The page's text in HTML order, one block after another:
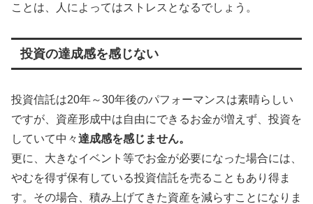
ことは、人によってはストレスとなるでしょう。
投資の達成感を感じない
投資信託は20年～30年後のパフォーマンスは素晴らしい
ですが、資産形成中は自由にできるお金が増えず、投資を
していて中々達成感を感じません。
更に、大きなイベント等でお金が必要になった場合には、
やむを得ず保有している投資信託を売ることもあり得ま
す。その場合、積み上げてきた資産を減らすことになりま